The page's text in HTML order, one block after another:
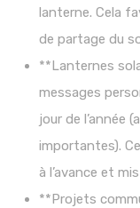
lanterne. Cela
de partage du
**Lanternes
messages
jour de l’année
importantes).
à l’avance et
**Projets